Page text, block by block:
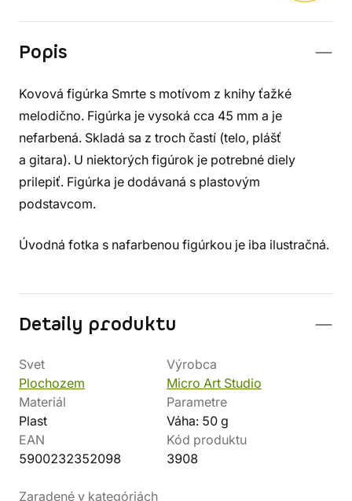
Popis
Kovová figúrka Smrte s motívom z knihy ťažké
melodično. Figúrka je vysoká cca 45 mm a je
nefarbená. Skladá sa z troch častí (telo, plášť
a gitara). U niektorých figúrok je potrebné diely
prilepiť. Figúrka je dodávaná s plastovým
podstavcom.
Úvodná fotka s nafarbenou figúrkou je iba ilustračná.
Detaily produktu
Svet
Plochozem
Výrobca
Micro Art Studio
Materiál
Plast
Parametre
Váha: 50 g
EAN
5900232352098
Kód produktu
3908
Zaradené v kategóriách